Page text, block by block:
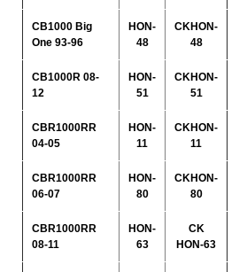
CB1000 Big
One 93-96
HON-
48
CKHON-
48
CB1000R 08-
12
HON-
51
CKHON-
51
CBR1000RR
04-05
HON-
11
CKHON-
11
CBR1000RR
06-07
HON-
80
CKHON-
80
CBR1000RR
08-11
HON-
63
CK
HON-63